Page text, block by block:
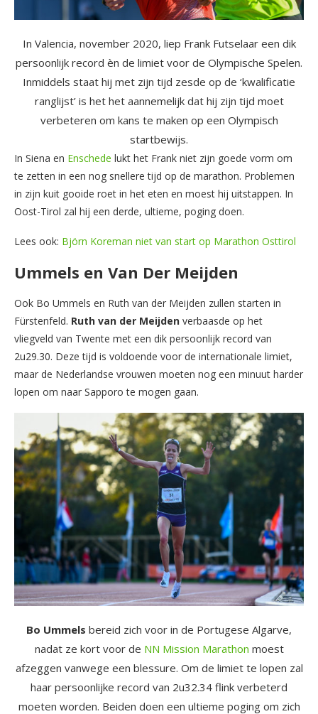
In Valencia, november 2020, liep Frank Futselaar een dik
persoonlijk record èn de limiet voor de Olympische Spelen.
Inmiddels staat hij met zijn tijd zesde op de ‘kwalificatie
ranglijst’ is het het aannemelijk dat hij zijn tijd moet
verbeteren om kans te maken op een Olympisch
startbewijs.
In Siena en Enschede lukt het Frank niet zijn goede vorm om
te zetten in een nog snellere tijd op de marathon. Problemen
in zijn kuit gooide roet in het eten en moest hij uitstappen. In
Oost-Tirol zal hij een derde, ultieme, poging doen.
Lees ook: Björn Koreman niet van start op Marathon Osttirol
Ummels en Van Der Meijden
Ook Bo Ummels en Ruth van der Meijden zullen starten in
Fürstenfeld. Ruth van der Meijden verbaasde op het
vliegveld van Twente met een dik persoonlijk record van
2u29.30. Deze tijd is voldoende voor de internationale limiet,
maar de Nederlandse vrouwen moeten nog een minuut harder
lopen om naar Sapporo te mogen gaan.
Bo Ummels bereid zich voor in de Portugese Algarve,
nadat ze kort voor de NN Mission Marathon moest
afzeggen vanwege een blessure. Om de limiet te lopen zal
haar persoonlijke record van 2u32.34 flink verbeterd
moeten worden. Beiden doen een ultieme poging om zich